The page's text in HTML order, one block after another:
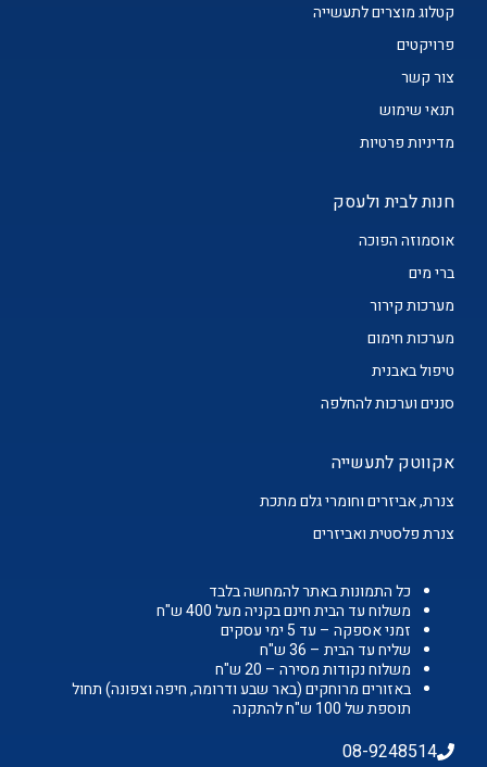
קטלוג מוצרים לתעשייה
פרויקטים
צור קשר
תנאי שימוש
מדיניות פרטיות
חנות לבית ולעסק
אוסמוזה הפוכה
ברי מים
מערכות קירור
מערכות חימום
טיפול באבנית
סננים וערכות להחלפה
אקווטק לתעשייה
צנרת, אביזרים וחומרי גלם מתכת
צנרת פלסטית ואביזרים
כל התמונות באתר להמחשה בלבד
משלוח עד הבית חינם בקניה מעל 400 ש"ח
זמני אספקה – עד 5 ימי עסקים
שליח עד הבית – 36 ש"ח
משלוח נקודות מסירה – 20 ש"ח
באזורים מרוחקים (באר שבע ודרומה, חיפה וצפונה) תחול
תוספת של 100 ש"ח להתקנה
08-9248514